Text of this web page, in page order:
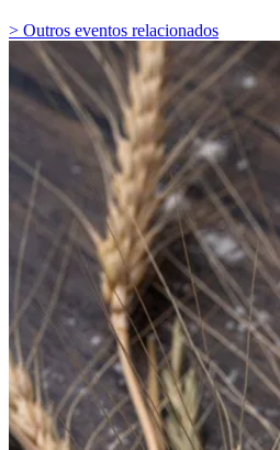
> Outros eventos relacionados